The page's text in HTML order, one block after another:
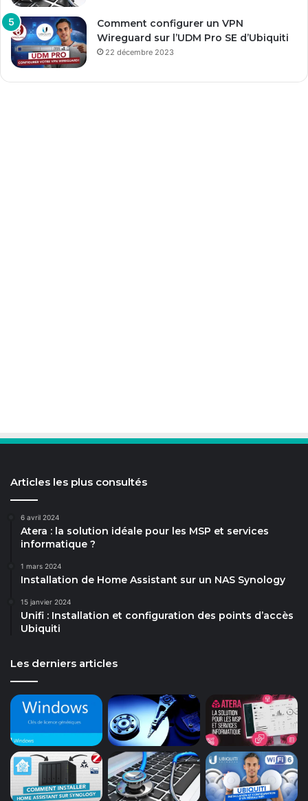
Comment configurer un VPN
Wireguard sur l’UDM Pro SE d’Ubiquiti
22 décembre 2023
Articles les plus consultés
6 avril 2024
Atera : la solution idéale pour les MSP et services
informatique ?
1 mars 2024
Installation de Home Assistant sur un NAS Synology
15 janvier 2024
Unifi : Installation et configuration des points d’accès
Ubiquiti
Les derniers articles